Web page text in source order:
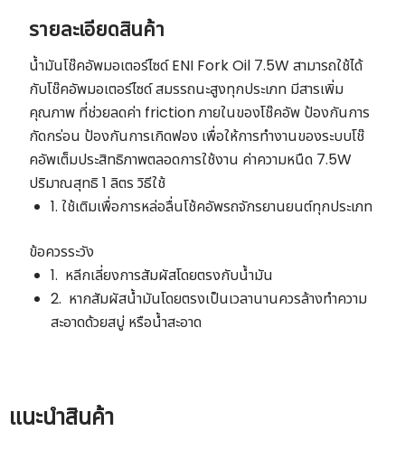
ค้นหา
สำหรับ:
Fork
Oil
7.5W
ขนาด
ลิตร
ชิ้น
รายละเอียดสินค้า
น้ำมันโช๊คอัพมอเตอร์ไซด์ ENI Fork Oil 7.5W สามารถใช้ได้
กับโช๊คอัพมอเตอร์ไซด์ สมรรถนะสูงทุกประเภท มีสารเพิ่ม
คุณภาพ ที่ช่วยลดค่า friction ภายในของโช๊คอัพ ป้องกันการ
กัดกร่อน ป้องกันการเกิดฟอง เพื่อให้การทำงานของระบบโช๊
คอัพเต็มประสิทธิภาพตลอดการใช้งาน ค่าความหนืด 7.5W
ปริมาณสุทธิ 1 ลิตร วิธีใช้
1. ใช้เติมเพื่อการหล่อลื่นโช้คอัพรถจักรยานยนต์ทุกประเภท
ข้อควรระวัง
1. หลีกเลี่ยงการสัมผัสโดยตรงกับน้ำมัน
2. หากสัมผัสน้ำมันโดยตรงเป็นเวลานานควรล้างทำความ
สะอาดด้วยสบู่ หรือน้ำสะอาด
แนะนำสินค้า
ชื่อผู้ใช้หรือที่อยู่อีเมล